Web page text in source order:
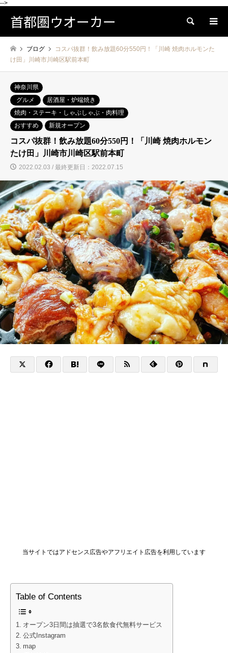
-->
首都圏ウオーカー 検索
ブログ
コスパ抜群！飲み放題60分550円！「川崎 焼肉ホルモンた
け田」川崎市川崎区駅前本町
神奈川県
グルメ
居酒屋・炉端焼き
焼肉・ステーキ・しゃぶしゃぶ・肉料理
おすすめ
新規オープン
コスパ抜群！飲み放題60分550円！「川崎 焼肉ホルモン
たけ田」川崎市川崎区駅前本町
2022.02.03 / 最終更新日：2022.07.15
当サイトではアドセンス広告やアフリエイト広告を利用しています
Table of Contents
オープン3日間は抽選で3名飲食代無料サービス
公式Instagram
map